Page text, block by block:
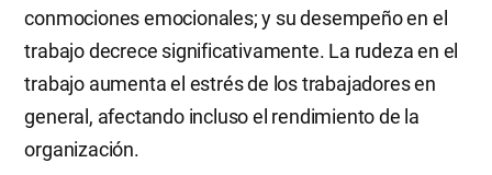
conmociones emocionales; y su desempeño en el
trabajo decrece significativamente. La rudeza en el
trabajo aumenta el estrés de los trabajadores en
general, afectando incluso el rendimiento de la
organización.